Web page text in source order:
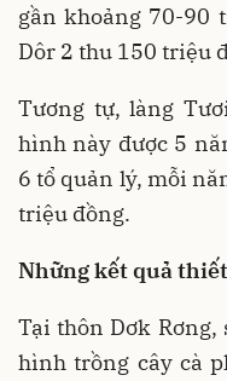
gần khoảng 70-90
Dôr 2 thu 150 triệu
Tương tự, làng
hình này được 5
6 tổ quản lý, mỗi
triệu đồng.
Những kết quả
Tại thôn Dơk
hình trồng cây cà